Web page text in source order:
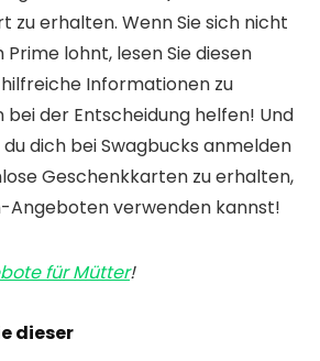
zu erhalten. Wenn Sie sich nicht
Prime lohnt, lesen Sie diesen
Informationen zu
bei der Entscheidung helfen! Und
dich bei Swagbucks anmelden
Geschenkkarten zu erhalten,
Angeboten verwenden kannst!
für Mütter!
dieser